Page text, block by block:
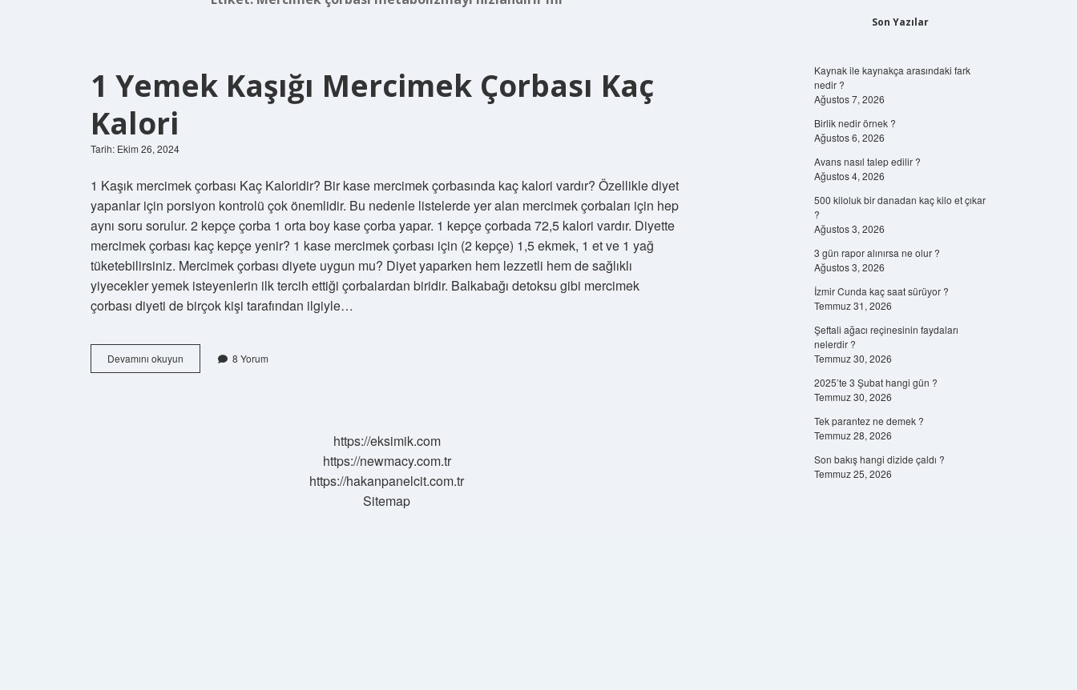
1 Yemek Kaşığı Mercimek Çorbası Kaç
Kalori
Tarih: Ekim 26, 2024
1 Kaşık mercimek çorbası Kaç Kaloridir? Bir kase mercimek çorbasında kaç kalori vardır? Özellikle diyet
yapanlar için porsiyon kontrolü çok önemlidir. Bu nedenle listelerde yer alan mercimek çorbaları için hep
aynı soru sorulur. 2 kepçe çorba 1 orta boy kase çorba yapar. 1 kepçe çorbada 72,5 kalori vardır. Diyette
mercimek çorbası kaç kepçe yenir? 1 kase mercimek çorbası için (2 kepçe) 1,5 ekmek, 1 et ve 1 yağ
tüketebilirsiniz. Mercimek çorbası diyete uygun mu? Diyet yaparken hem lezzetli hem de sağlıklı
yiyecekler yemek isteyenlerin ilk tercih ettiği çorbalardan biridir. Balkabağı detoksu gibi mercimek
çorbası diyeti de birçok kişi tarafından ilgiyle…
Devamını okuyun
Yemek
8 Yorum
https://eksimik.com
https://newmacy.com.tr
https://hakanpanelcit.com.tr
Sitemap
Son Yazılar
Kaynak ile kaynakça arasındaki fark
nedir ?
Ağustos 7, 2026
Birlik nedir örnek ?
Ağustos 6, 2026
Avans nasıl talep edilir ?
Ağustos 4, 2026
500 kiloluk bir danadan kaç kilo et çıkar
?
Ağustos 3, 2026
3 gün rapor alınırsa ne olur ?
Ağustos 3, 2026
İzmir Cunda kaç saat sürüyor ?
Temmuz 31, 2026
Şeftali ağacı reçinesinin faydaları
nelerdir ?
Temmuz 30, 2026
2025’te 3 Şubat hangi gün ?
Temmuz 30, 2026
Tek parantez ne demek ?
Temmuz 28, 2026
Son bakış hangi dizide çaldı ?
Temmuz 25, 2026